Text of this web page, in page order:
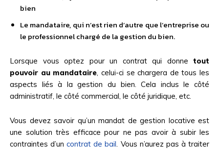
bien
Le mandataire, qui n’est rien d’autre que l’entreprise ou
le professionnel chargé de la gestion du bien.
Lorsque vous optez pour un contrat qui donne tout
pouvoir au mandataire , celui-ci se chargera de tous les
aspects liés à la gestion du bien. Cela inclus le côté
administratif, le côté commercial, le côté juridique, etc.
Vous devez savoir qu’un mandat de gestion locative est
une solution très efficace pour ne pas avoir à subir les
contraintes d’uncontrat de bail . Vous n’aurez pas à traiter